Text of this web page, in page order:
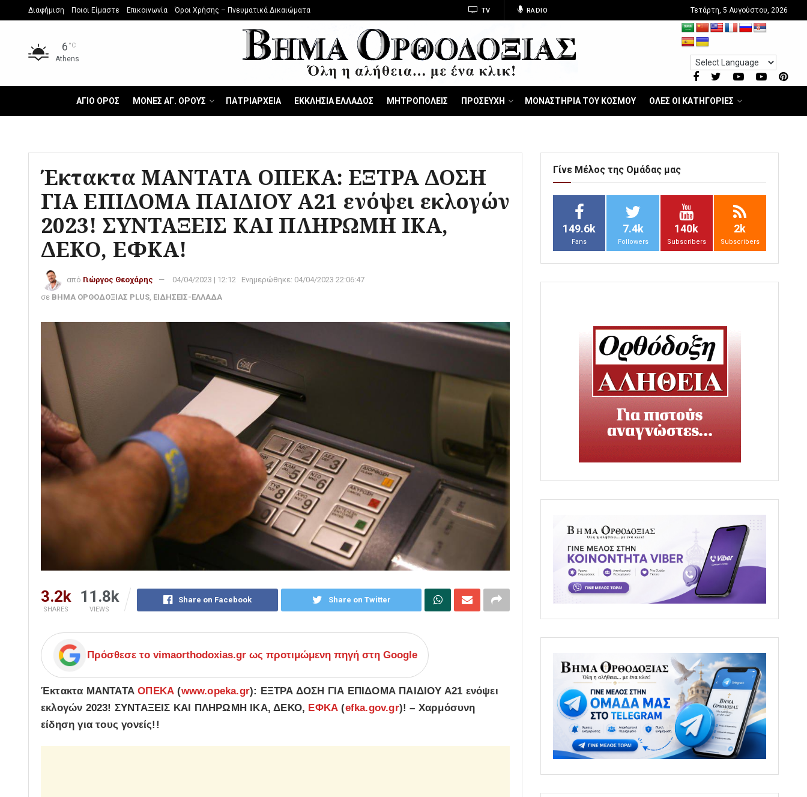
Διαφήμιση Ποιοι Είμαστε Επικοινωνία Όροι Χρήσης – Πνευματικά Δικαιώματα TV RADIO Τετάρτη, 5 Αυγούστου, 2026
6 °C
Athens
ΑΓΙΟ ΟΡΟΣ ΜΟΝΕΣ ΑΓ. ΟΡΟΥΣ ΠΑΤΡΙΑΡΧΕΙΑ ΕΚΚΛΗΣΙΑ ΕΛΛΑΔΟΣ ΜΗΤΡΟΠΟΛΕΙΣ ΠΡΟΣΕΥΧΗ ΜΟΝΑΣΤΗΡΙΑ ΤΟΥ ΚΟΣΜΟΥ ΟΛΕΣ ΟΙ ΚΑΤΗΓΟΡΙΕΣ
Έκτακτα ΜΑΝΤΑΤΑ ΟΠΕΚΑ: ΕΞΤΡΑ ΔΟΣΗ
ΓΙΑ ΕΠΙΔΟΜΑ ΠΑΙΔΙΟΥ Α21 ενόψει εκλογών
2023! ΣΥΝΤΑΞΕΙΣ ΚΑΙ ΠΛΗΡΩΜΗ ΙΚΑ,
ΔΕΚΟ, ΕΦΚΑ!
από Γιώργος Θεοχάρης 04/04/2023 | 12:12 Ενημερώθηκε: 04/04/2023 22:06:47
σε ΒΗΜΑ ΟΡΘΟΔΟΞΙΑΣ PLUS, ΕΙΔΗΣΕΙΣ-ΕΛΛΑΔΑ
3.2k
SHARES
11.8k
VIEWS
Share on Facebook Share on Twitter
Πρόσθεσε το vimaorthodoxias.gr ως προτιμώμενη πηγή στη Google
Έκτακτα ΜΑΝΤΑΤΑΟΠΕΚΑ (www.opeka.gr): ΕΞΤΡΑ ΔΟΣΗ ΓΙΑ ΕΠΙΔΟΜΑ ΠΑΙΔΙΟΥ Α21 ενόψει
εκλογών 2023! ΣΥΝΤΑΞΕΙΣ ΚΑΙ ΠΛΗΡΩΜΗ ΙΚΑ, ΔΕΚΟ, ΕΦΚΑ (efka.gov.gr)! – Xαρμόσυνη
είδηση για τους γονείς!!
Γίνε Μέλος της Ομάδας μας
149.6k
Fans
7.4k
Followers
140k
Subscribers
2k
Subscribers